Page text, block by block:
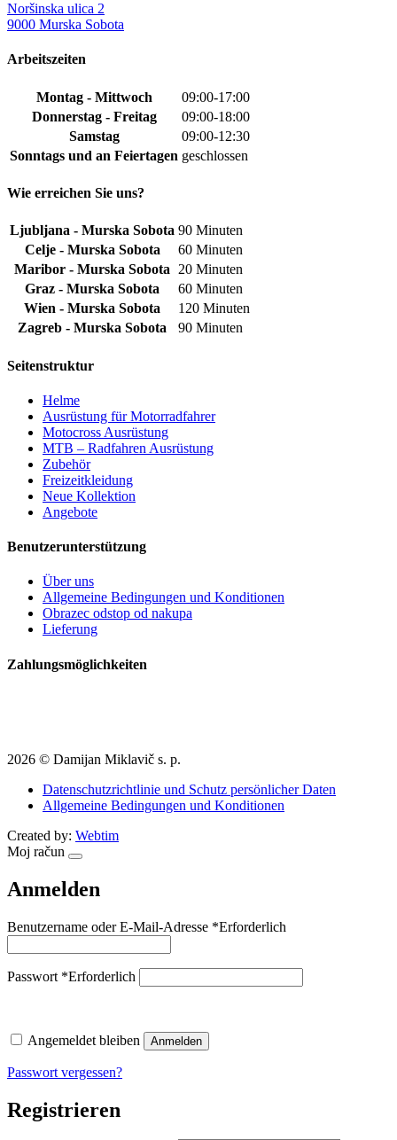
Noršinska ulica 2
9000 Murska Sobota
Arbeitszeiten
Montag - Mittwoch
09:00-17:00
Donnerstag - Freitag
09:00-18:00
Samstag
09:00-12:30
Sonntags und an Feiertagen geschlossen
Wie erreichen Sie uns?
Ljubljana - Murska Sobota 90 Minuten
Celje - Murska Sobota
60 Minuten
Maribor - Murska Sobota
20 Minuten
Graz - Murska Sobota
60 Minuten
Wien - Murska Sobota
120 Minuten
Zagreb - Murska Sobota
90 Minuten
Seitenstruktur
Helme
Ausrüstung für Motorradfahrer
Motocross Ausrüstung
MTB – Radfahren Ausrüstung
Zubehör
Freizeitkleidung
Neue Kollektion
Angebote
Benutzerunterstützung
Über uns
Allgemeine Bedingungen und Konditionen
Obrazec odstop od nakupa
Lieferung
Zahlungsmöglichkeiten
2026 © Damijan Miklavič s. p.
Datenschutzrichtlinie und Schutz persönlicher Daten
Allgemeine Bedingungen und Konditionen
Created by: Webtim
Moj račun
Anmelden
Benutzername oder E-Mail-Adresse *Erforderlich
Passwort *Erforderlich
Angemeldet bleiben Anmelden
Passwort vergessen?
Registrieren